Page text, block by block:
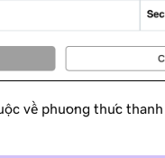
về phương thức